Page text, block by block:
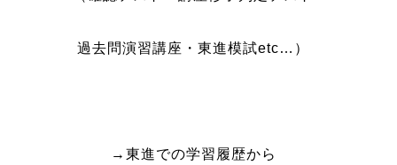
過去問演習講座・東進模試etc…）
→東進での学習履歴から